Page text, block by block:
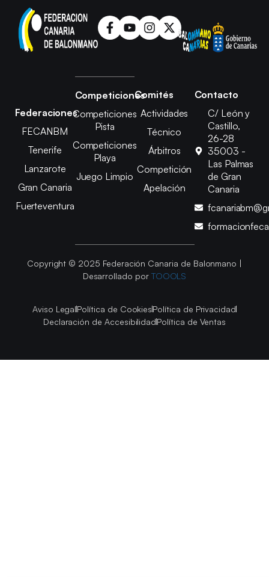
Federaciones
FECANBM
Tenerife
Lanzarote
Gran Canaria
Fuerteventura
Competiciones
Competiciones
Pista
Competiciones
Playa
Juego Limpio
Comités
Actividades
Técnico
Árbitros
Competición
Apelación
Contacto
C/ León y
Castillo,
26-28
35003 -
Las Palmas
de Gran
Canaria
Copyright © 2025 Federación Canaria de Balonmano |
Desarrollado por TOOOLS
Aviso LegalPolítica de CookiesPolítica de Privacidad
Declaración de AccesibilidadPolítica de Ventas